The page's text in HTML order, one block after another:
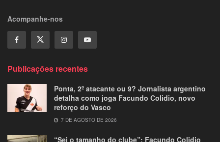
Acompanhe-nos
Publicações recentes
Ponta, 2º atacante ou 9? Jornalista argentino
detalha como joga Facundo Colidio, novo
reforço do Vasco
7 DE AGOSTO DE 2026
“Sei o tamanho do clube”: Facundo Colidio